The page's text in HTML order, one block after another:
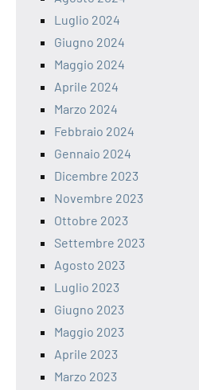
Luglio 2024
Giugno 2024
Maggio 2024
Aprile 2024
Marzo 2024
Febbraio 2024
Gennaio 2024
Dicembre 2023
Novembre 2023
Ottobre 2023
Settembre 2023
Agosto 2023
Luglio 2023
Giugno 2023
Maggio 2023
Aprile 2023
Marzo 2023